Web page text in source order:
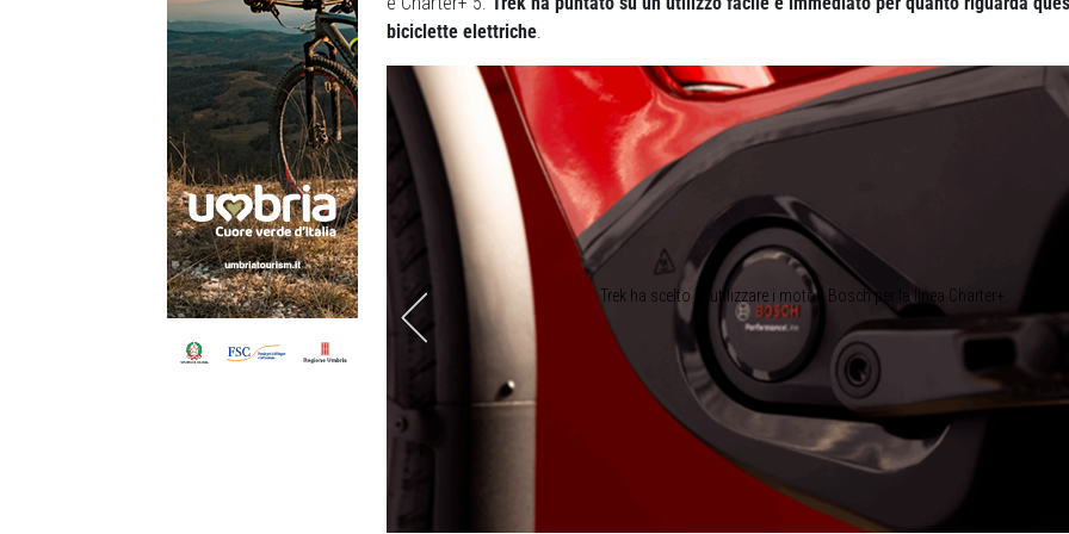
biciclette elettriche.
facile da estrarre e trasportare Trek ha scelto di utilizzare i motori Bosch per la linea Charter+